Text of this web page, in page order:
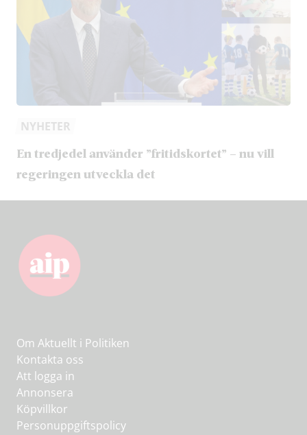
NYHETER
En tredjedel använder ”fritidskortet” – nu vill
regeringen utveckla det
Om Aktuellt i Politiken
Kontakta oss
Att logga in
Annonsera
Köpvillkor
Personuppgiftspolicy